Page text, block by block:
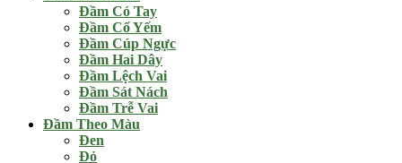
Đầm Có Tay
Đầm Cổ Yếm
Đầm Cúp Ngực
Đầm Hai Dây
Đầm Lệch Vai
Đầm Sát Nách
Đầm Trễ Vai
Đầm Theo Màu
Đen
Đỏ